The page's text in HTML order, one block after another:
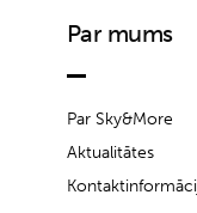
Par mums
Par Sky&More
Aktualitātes